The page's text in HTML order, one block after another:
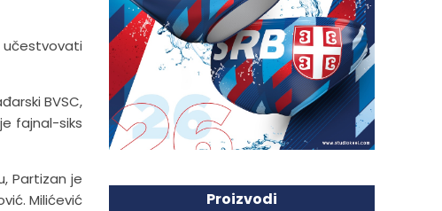
učestvovati
BVSC,
fajnal-siks
Partizan je
Milićević
Proizvodi